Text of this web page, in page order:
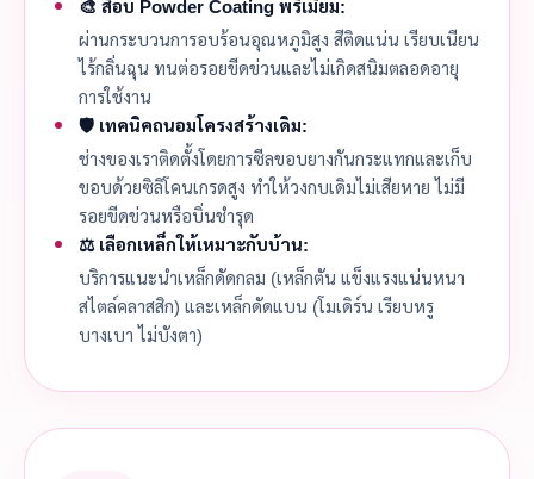
🎨 สีอบ Powder Coating พรีเมียม:
ผ่านกระบวนการอบร้อนอุณหภูมิสูง สีติดแน่น เรียบเนียน
ไร้กลิ่นฉุน ทนต่อรอยขีดข่วนและไม่เกิดสนิมตลอดอายุ
การใช้งาน
🛡️ เทคนิคถนอมโครงสร้างเดิม:
ช่างของเราติดตั้งโดยการซีลขอบยางกันกระแทกและเก็บ
ขอบด้วยซิลิโคนเกรดสูง ทำให้วงกบเดิมไม่เสียหาย ไม่มี
รอยขีดข่วนหรือบิ่นชำรุด
⚖️ เลือกเหล็กให้เหมาะกับบ้าน:
บริการแนะนำเหล็กดัดกลม (เหล็กตัน แข็งแรงแน่นหนา
สไตล์คลาสสิก) และเหล็กดัดแบน (โมเดิร์น เรียบหรู
บางเบา ไม่บังตา)